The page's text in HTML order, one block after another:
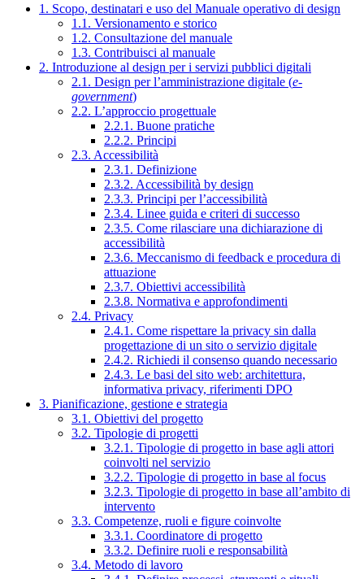
1. Scopo, destinatari e uso del Manuale operativo di design
1.1. Versionamento e storico
1.2. Consultazione del manuale
1.3. Contribuisci al manuale
2. Introduzione al design per i servizi pubblici digitali
2.1. Design per l’amministrazione digitale (e-
government)
2.2. L’approccio progettuale
2.2.1. Buone pratiche
2.2.2. Principi
2.3. Accessibilità
2.3.1. Definizione
2.3.2. Accessibilità by design
2.3.3. Principi per l’accessibilità
2.3.4. Linee guida e criteri di successo
2.3.5. Come rilasciare una dichiarazione di
accessibilità
2.3.6. Meccanismo di feedback e procedura di
attuazione
2.3.7. Obiettivi accessibilità
2.3.8. Normativa e approfondimenti
2.4. Privacy
2.4.1. Come rispettare la privacy sin dalla
progettazione di un sito o servizio digitale
2.4.2. Richiedi il consenso quando necessario
2.4.3. Le basi del sito web: architettura,
informativa privacy, riferimenti DPO
3. Pianificazione, gestione e strategia
3.1. Obiettivi del progetto
3.2. Tipologie di progetti
3.2.1. Tipologie di progetto in base agli attori
coinvolti nel servizio
3.2.2. Tipologie di progetto in base al focus
3.2.3. Tipologie di progetto in base all’ambito di
intervento
3.3. Competenze, ruoli e figure coinvolte
3.3.1. Coordinatore di progetto
3.3.2. Definire ruoli e responsabilità
3.4. Metodo di lavoro